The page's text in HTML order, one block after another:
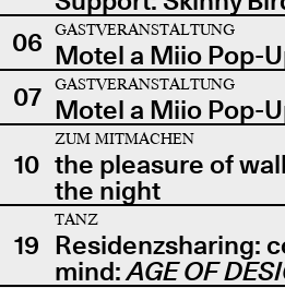
06
GASTVERANSTALTUNG
Motel a Miio Pop-
07
GASTVERANSTALTUNG
Motel a Miio Pop-
10
ZUM MITMACHEN
the pleasure of
the night
19
TANZ
Residenzsharing:
mind:AGE OF